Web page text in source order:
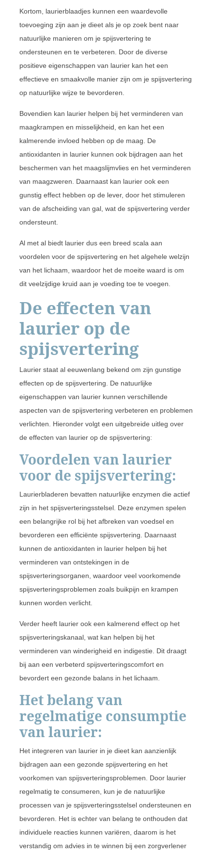
Kortom, laurierblaadjes kunnen een waardevolle
toevoeging zijn aan je dieet als je op zoek bent naar
natuurlijke manieren om je spijsvertering te
ondersteunen en te verbeteren. Door de diverse
positieve eigenschappen van laurier kan het een
effectieve en smaakvolle manier zijn om je spijsvertering
op natuurlijke wijze te bevorderen.
Bovendien kan laurier helpen bij het verminderen van
maagkrampen en misselijkheid, en kan het een
kalmerende invloed hebben op de maag. De
antioxidanten in laurier kunnen ook bijdragen aan het
beschermen van het maagslijmvlies en het verminderen
van maagzweren. Daarnaast kan laurier ook een
gunstig effect hebben op de lever, door het stimuleren
van de afscheiding van gal, wat de spijsvertering verder
ondersteunt.
Al met al biedt laurier dus een breed scala aan
voordelen voor de spijsvertering en het algehele welzijn
van het lichaam, waardoor het de moeite waard is om
dit veelzijdige kruid aan je voeding toe te voegen.
De effecten van
laurier op de
spijsvertering
Laurier staat al eeuwenlang bekend om zijn gunstige
effecten op de spijsvertering. De natuurlijke
eigenschappen van laurier kunnen verschillende
aspecten van de spijsvertering verbeteren en problemen
verlichten. Hieronder volgt een uitgebreide uitleg over
de effecten van laurier op de spijsvertering:
Voordelen van laurier
voor de spijsvertering:
Laurierbladeren bevatten natuurlijke enzymen die actief
zijn in het spijsverteringsstelsel. Deze enzymen spelen
een belangrijke rol bij het afbreken van voedsel en
bevorderen een efficiënte spijsvertering. Daarnaast
kunnen de antioxidanten in laurier helpen bij het
verminderen van ontstekingen in de
spijsverteringsorganen, waardoor veel voorkomende
spijsverteringsproblemen zoals buikpijn en krampen
kunnen worden verlicht.
Verder heeft laurier ook een kalmerend effect op het
spijsverteringskanaal, wat kan helpen bij het
verminderen van winderigheid en indigestie. Dit draagt
bij aan een verbeterd spijsverteringscomfort en
bevordert een gezonde balans in het lichaam.
Het belang van
regelmatige consumptie
van laurier:
Het integreren van laurier in je dieet kan aanzienlijk
bijdragen aan een gezonde spijsvertering en het
voorkomen van spijsverteringsproblemen. Door laurier
regelmatig te consumeren, kun je de natuurlijke
processen van je spijsverteringsstelsel ondersteunen en
bevorderen. Het is echter van belang te onthouden dat
individuele reacties kunnen variëren, daarom is het
verstandig om advies in te winnen bij een zorgverlener